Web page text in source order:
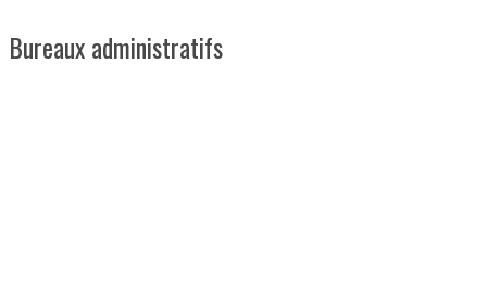
Bureaux administratifs